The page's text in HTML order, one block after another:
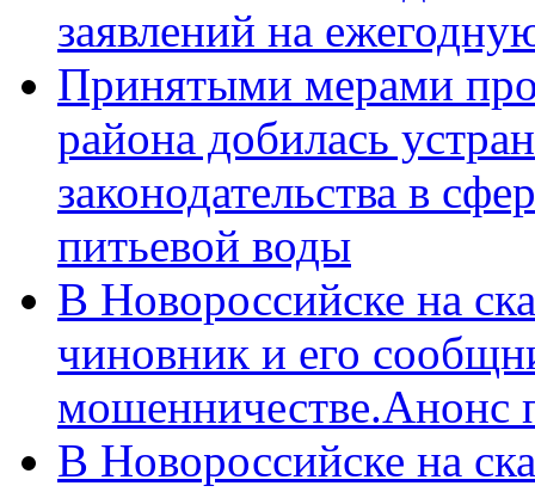
заявлений на
Принятыми мерами
района добилась
законодательства в
питьевой воды
В Новороссийске на
чиновник и его
мошенничестве.Анонс
В Новороссийске на